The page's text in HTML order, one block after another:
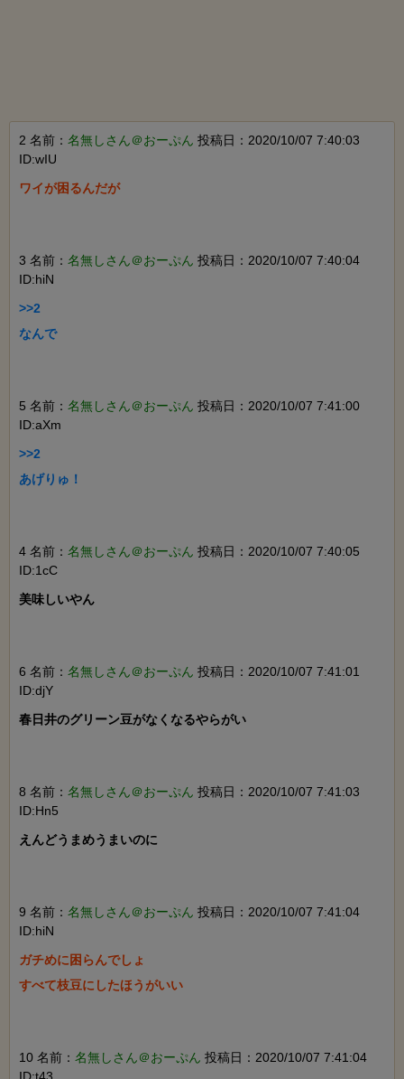
2 名前： 名無しさん＠おーぷん 投稿日：2020/10/07 7:40:03
ID:wIU
ワイが困るんだが
3 名前： 名無しさん＠おーぷん 投稿日：2020/10/07 7:40:04
ID:hiN
>>2
なんで
5 名前： 名無しさん＠おーぷん 投稿日：2020/10/07 7:41:00
ID:aXm
>>2
あげりゅ！
4 名前： 名無しさん＠おーぷん 投稿日：2020/10/07 7:40:05
ID:1cC
美味しいやん
6 名前： 名無しさん＠おーぷん 投稿日：2020/10/07 7:41:01
ID:djY
春日井のグリーン豆がなくなるやらがい
8 名前： 名無しさん＠おーぷん 投稿日：2020/10/07 7:41:03
ID:Hn5
えんどうまめうまいのに
9 名前： 名無しさん＠おーぷん 投稿日：2020/10/07 7:41:04
ID:hiN
ガチめに困らんでしょ
すべて枝豆にしたほうがいい
10 名前： 名無しさん＠おーぷん 投稿日：2020/10/07 7:41:04